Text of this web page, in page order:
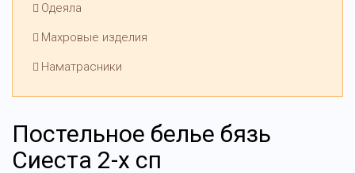
Одеяла
Махровые изделия
Наматрасники
Постельное белье бязь
Сиеста 2-х сп